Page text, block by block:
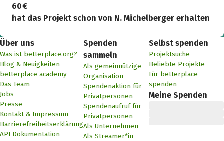
60 €
hat das Projekt schon von N. Michelberger erhalten
Über uns
Was ist betterplace.org?
Blog & Neuigkeiten
betterplace academy
Das Team
Jobs
Presse
Kontakt & Impressum
Barrierefreiheitserklärung
API Dokumentation
Spenden
sammeln
Als gemeinnützige
Organisation
Spendenaktion für
Privatpersonen
Spendenaufruf für
Privatpersonen
Als Unternehmen
Als Streamer*in
Selbst spenden
Projektsuche
Beliebte Projekte
Für betterplace
spenden
Meine Spenden